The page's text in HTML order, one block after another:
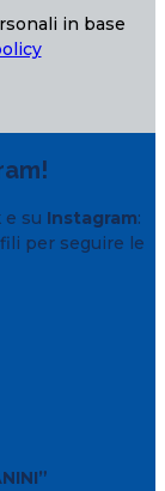
in base
e su Instagram:
per seguire le